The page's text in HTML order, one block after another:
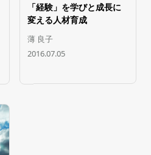
「経験」を学びと成長に
変える人材育成
薄 良子
2016.07.05